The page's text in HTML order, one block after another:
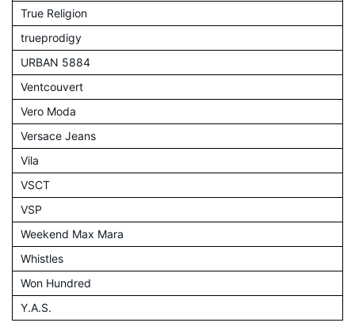
True Religion
trueprodigy
URBAN 5884
Ventcouvert
Vero Moda
Versace Jeans
Vila
VSCT
VSP
Weekend Max Mara
Whistles
Won Hundred
Y.A.S.